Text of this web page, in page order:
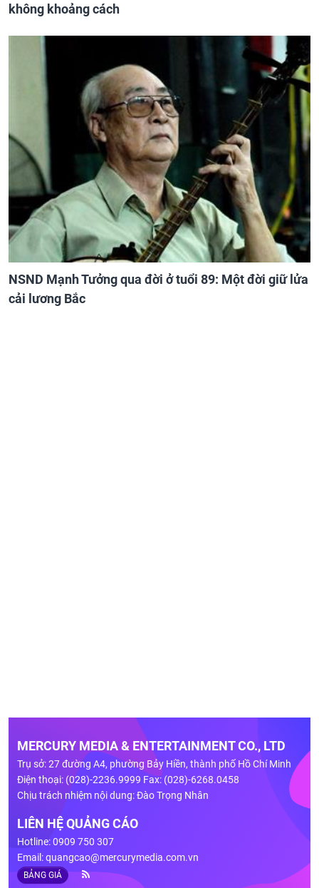
không khoảng cách
NSND Mạnh Tưởng qua đời ở tuổi 89: Một đời giữ lửa
cải lương Bắc
MERCURY MEDIA & ENTERTAINMENT CO., LTD
Trụ sở: 27 đường A4, phường Bảy Hiền, thành phố Hồ Chí Minh
Điện thoại: (028)-2236.9999 Fax: (028)-6268.0458
Chịu trách nhiệm nội dung: Đào Trọng Nhân
LIÊN HỆ QUẢNG CÁO
Hotline: 0909 750 307
Email:quangcao@mercurymedia.com.vn
BẢNG GIÁ